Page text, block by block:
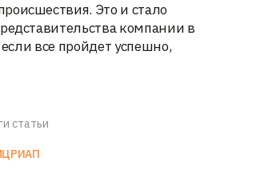
Это и стало
компании в
все пройдет успешно,
статьи